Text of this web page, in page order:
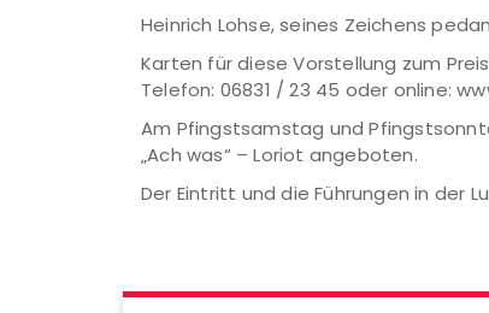
Heinrich Lohse, seines Zeichens
Karten für diese Vorstellung zum
Telefon: 06831 / 23 45 oder online:
Am Pfingstsamstag und
„Ach was“ – Loriot angeboten.
Der Eintritt und die Führungen in der